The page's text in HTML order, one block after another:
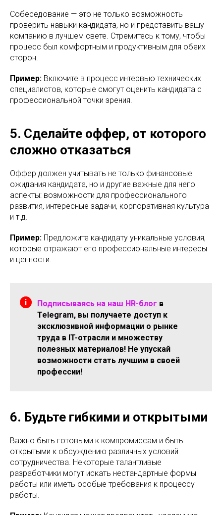
Собеседование — это не только возможность
проверить навыки кандидата, но и представить вашу
компанию в лучшем свете. Стремитесь к тому, чтобы
процесс был комфортным и продуктивным для обеих
сторон.
Пример: Включите в процесс интервью технических
специалистов, которые смогут оценить кандидата с
профессиональной точки зрения.
5. Сделайте оффер, от которого
сложно отказаться
Оффер должен учитывать не только финансовые
ожидания кандидата, но и другие важные для него
аспекты: возможности для профессионального
развития, интересные задачи, корпоративная культура
и т.д.
Пример: Предложите кандидату уникальные условия,
которые отражают его профессиональные интересы
и ценности.
Подписываясь на наш HR-блог в
Telegram, вы получаете доступ к
эксклюзивной информации о рынке
труда в IT-отрасли и множеству
полезных материалов! Не упускай
возможности стать лучшим в своей
профессии!
6. Будьте гибкими и открытыми
Важно быть готовыми к компромиссам и быть
открытыми к обсуждению различных условий
сотрудничества. Некоторые талантливые
разработчики могут искать нестандартные формы
работы или иметь особые требования к процессу
работы.